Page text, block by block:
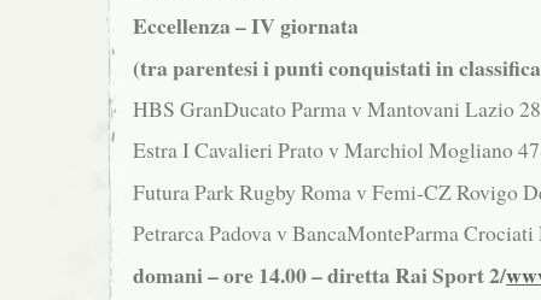
Eccellenza – IV giornata
(tra parentesi i punti conquistati in
HBS GranDucato Parma v Mantovani Lazio
Estra I Cavalieri Prato v Marchiol Mogliano
Futura Park Rugby Roma v Femi-CZ Rovigo
Petrarca Padova v BancaMonteParma
domani – ore 14.00 – diretta Rai Sport 2/